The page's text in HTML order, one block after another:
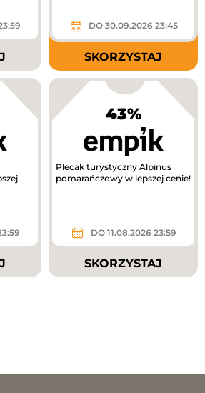
DO 30.09.2026 23:45
SKORZYSTAJ
43%
Plecak turystyczny Alpinus
pomarańczowy w lepszej cenie!
DO 11.08.2026 23:59
SKORZYSTAJ